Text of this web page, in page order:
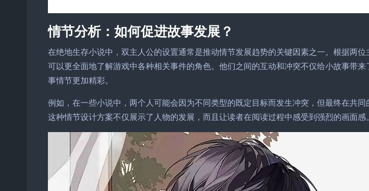
情节分析：如何促进故事发展？
在绝地生存小说中，双主人公的设置通常是推动情节发展趋势的关键因素之一。根据两
可以更全面地了解游戏中各种相关事件的角色。他们之间的互动和冲突不仅给小故事带
事情节更加精彩。
例如，在一些小说中，两个人可能会因为不同类型的既定目标而发生冲突，但最终在共同
这种情节设计方案不仅展示了人物的发展，而且让读者在阅读过程中感受到强烈的画面感。